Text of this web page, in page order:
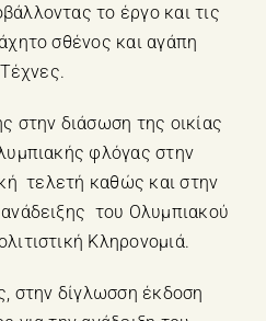
το έργο και τις
σθένος και αγάπη
στην διάσωση της οικίας
φλόγας στην
τελετή καθώς και στην
του Ολυμπιακού
Κληρονομιά.
στην δίγλωσση έκδοση